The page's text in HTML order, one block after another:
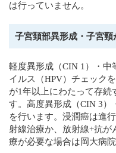
は行っていません。
子宮頚部異形成・子宮頸
軽度異形成（CIN 1）・中
イルス（HPV）チェック
が1年以上にわたって存続
す。高度異形成（CIN 3）
を行います。浸潤癌は進
射線治療か、放射線+抗が
療が必要な場合は岡大病